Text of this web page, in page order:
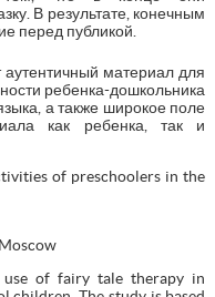
В результате, конечным
перед публикой.
материал для
ребенка-дошкольника
а также широкое поле
как ребенка, так и
of preschoolers in the
use of fairy tale therapy in